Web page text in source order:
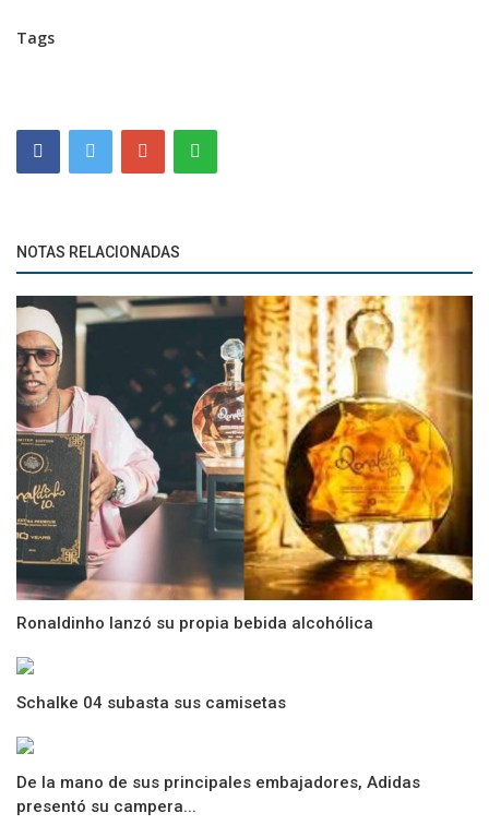
Tags
NOTAS RELACIONADAS
Ronaldinho lanzó su propia bebida alcohólica
Schalke 04 subasta sus camisetas
De la mano de sus principales embajadores, Adidas
presentó su campera...